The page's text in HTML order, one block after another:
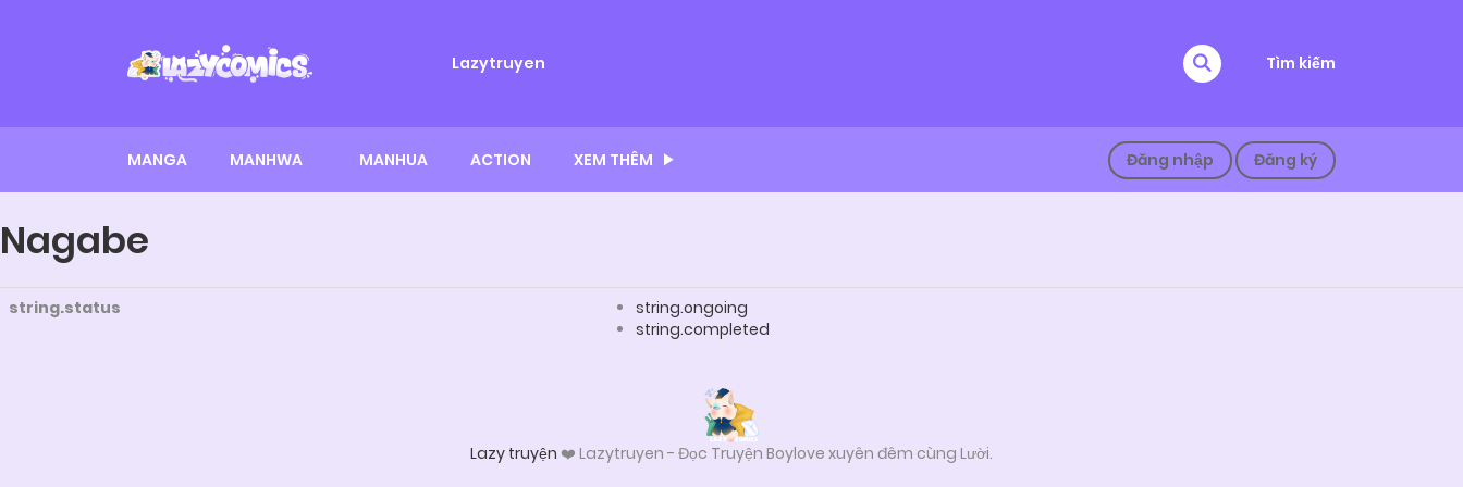
Lazytruyen Tìm kiếm
MANGA MANHWA MANHUA ACTION XEM THÊM Đăng nhập Đăng ký
Nagabe
string.status
string.ongoing
string.completed
Lazy truyện ❤️ Lazytruyen - Đọc Truyện Boylove xuyên đêm cùng Lười.